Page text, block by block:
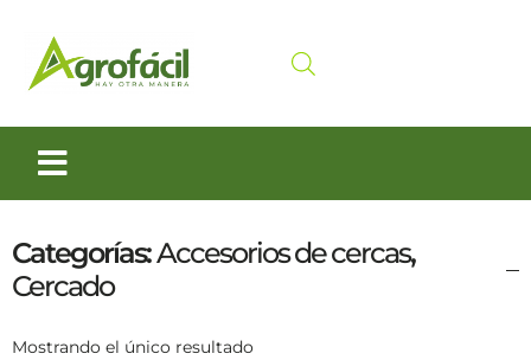
Categorías:Accesorios de cercas,
Cercado
Mostrando el único resultado